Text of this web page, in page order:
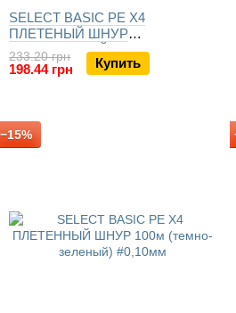
SELECT BASIC PE X4
ПЛЕТЕНЫЙ ШНУР
РЫБОЛОВНЫЙ 150м (multi-
colored)
233.20 грн
198.44 грн Купить
−15%